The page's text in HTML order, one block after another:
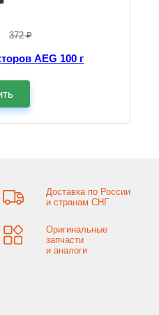
372 ₽
AEG 100 г
Доставка по России
и странам СНГ
Оригинальные
запчасти
и аналоги